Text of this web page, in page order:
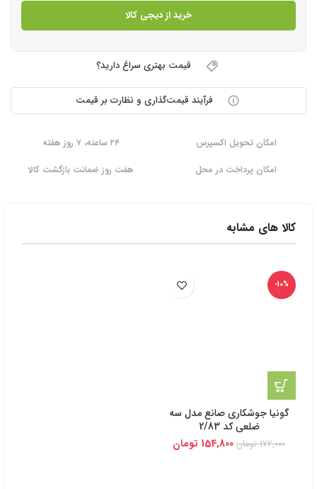
خرید از دیجی کالا
قیمت بهتری سراغ دارید؟
فرآیند قیمت‌گذاری و نظارت بر قیمت
امکان تحویل اکسپرس
۲۴ ساعته، ۷ روز هفته
امکان پرداخت در محل
هفت روز ضمانت بازگشت کالا
کالا های مشابه
-10%
گونیا جوشکاری صانع مدل سه
ضلعی کد 2/83
172,000 تومان 154,800 تومان